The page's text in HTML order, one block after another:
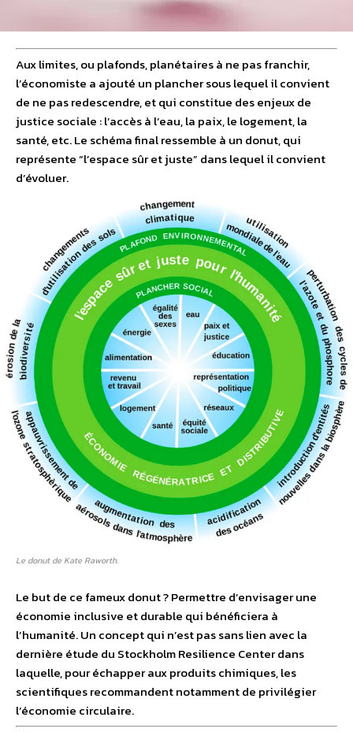
Aux limites, ou plafonds, planétaires à ne pas franchir,
l’économiste a ajouté un plancher sous lequel il convient
de ne pas redescendre, et qui constitue des enjeux de
justice sociale : l’accès à l’eau, la paix, le logement, la
santé, etc. Le schéma final ressemble à un donut, qui
représente “l’espace sûr et juste” dans lequel il convient
d’évoluer.
Le donut de Kate Raworth.
Le but de ce fameux donut ? Permettre d’envisager une
économie inclusive et durable qui bénéficiera à
l’humanité. Un concept qui n’est pas sans lien avec la
dernière étude du Stockholm Resilience Center dans
laquelle, pour échapper aux produits chimiques, les
scientifiques recommandent notamment de privilégier
l’économie circulaire.